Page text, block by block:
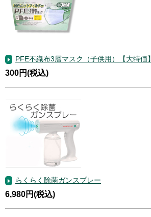
PFE不織布3層マスク（子供用）【大特価】
300円(税込)
らくらく除菌ガンスプレー
6,980円(税込)